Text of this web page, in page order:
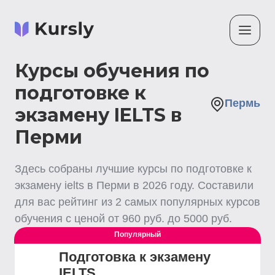
Курсы обучения по
подготовке к
экзамену IELTS в
Перми
Пермь
Здесь собраны лучшие курсы по подготовке к
экзамену ielts в Перми в 2026 году. Составили
для вас рейтинг из 2 самых популярных курсов
обучения с ценой от 960 руб. до 5000 руб.
Популярный
Подготовка к экзамену